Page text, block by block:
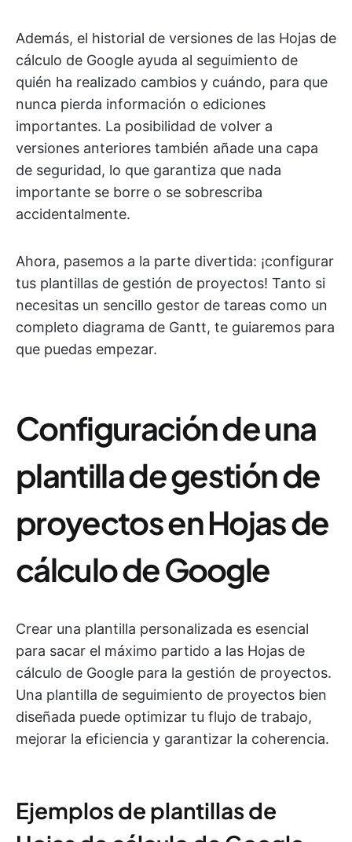
Además, el historial de versiones de las Hojas de
cálculo de Google ayuda al seguimiento de
quién ha realizado cambios y cuándo, para que
nunca pierda información o ediciones
importantes. La posibilidad de volver a
versiones anteriores también añade una capa
de seguridad, lo que garantiza que nada
importante se borre o se sobrescriba
accidentalmente.
Ahora, pasemos a la parte divertida: ¡configurar
tus plantillas de gestión de proyectos! Tanto si
necesitas un sencillo gestor de tareas como un
completo diagrama de Gantt, te guiaremos para
que puedas empezar.
Configuración de una
plantilla de gestión de
proyectos en Hojas de
cálculo de Google
Crear una plantilla personalizada es esencial
para sacar el máximo partido a las Hojas de
cálculo de Google para la gestión de proyectos.
Una plantilla de seguimiento de proyectos bien
diseñada puede optimizar tu flujo de trabajo,
mejorar la eficiencia y garantizar la coherencia.
Ejemplos de plantillas de